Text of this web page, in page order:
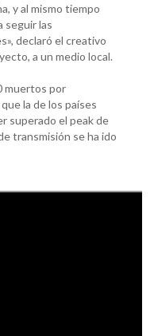
y al mismo tiempo
seguir las
declaró el creativo
a un medio local.
muertos por
la de los países
superado el peak de
transmisión se ha ido